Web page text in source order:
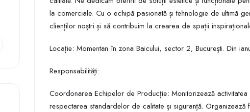
la comerciale. Cu o echipă pasionată și tehnologie de ultimă
clienților noștri și să contribuim la crearea de spații
Locație: Momentan în zona Baicului, sector 2, București. Din
Responsabilități:
Coordonarea Echipelor de Producție: Monitorizează
respectarea standardelor de calitate și siguranță. Organizează